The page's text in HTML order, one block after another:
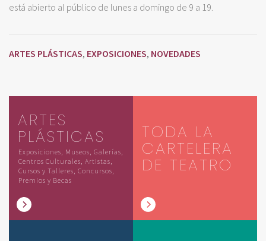
está abierto al público de lunes a domingo de 9 a 19.
ARTES PLÁSTICAS, EXPOSICIONES, NOVEDADES
ARTES
PLÁSTICAS
Exposiciones, Museos, Galerías,
Centros Culturales, Artistas,
Cursos y Talleres, Concursos,
Premios y Becas
TODA LA
CARTELERA
DE TEATRO